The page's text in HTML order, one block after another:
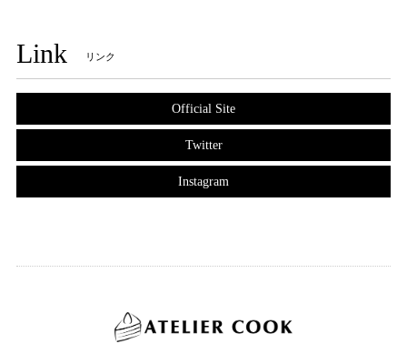
Link リンク
Official Site
Twitter
Instagram